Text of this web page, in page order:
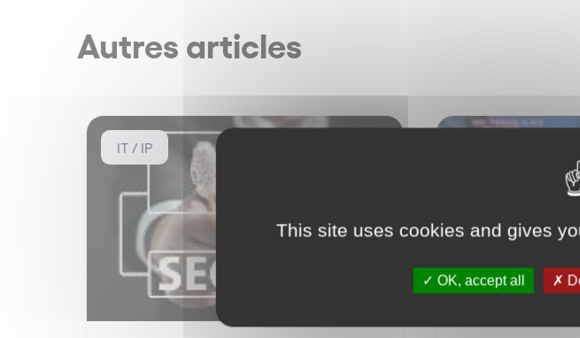
Autres articles
IT / IP
This site uses cookies and gives
OK, accept all